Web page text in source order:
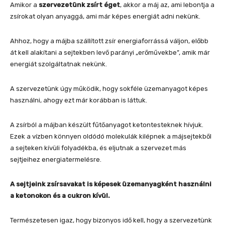
Amikor a szervezetünk zsírt éget, akkor a máj az, ami lebontja a
zsírokat olyan anyaggá, ami már képes energiát adni nekünk.
Ahhoz, hogy a májba szállított zsír energiaforrássá váljon, előbb
át kell alakítani a sejtekben levő parányi „erőművekbe”, amik már
energiát szolgáltatnak nekünk.
A szervezetünk úgy működik, hogy sokféle üzemanyagot képes
használni, ahogy ezt már korábban is láttuk.
A zsírból a májban készült fűtőanyagot ketontesteknek hívjuk.
Ezek a vízben könnyen oldódó molekulák kilépnek a májsejtekből
a sejteken kívüli folyadékba, és eljutnak a szervezet más
sejtjeihez energiatermelésre.
A sejtjeink zsírsavakat is képesek üzemanyagként használni
a ketonokon és a cukron kívül.
Természetesen igaz, hogy bizonyos idő kell, hogy a szervezetünk